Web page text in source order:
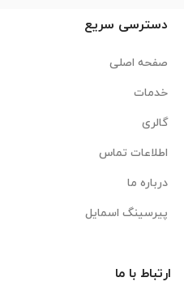
دسترسی سریع
صفحه اصلی
خدمات
گالری
اطلاعات تماس
درباره ما
پیرسینگ اسمایل
ارتباط با ما